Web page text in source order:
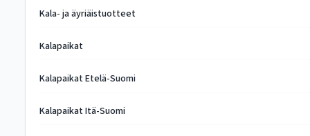
Kala- ja äyriäistuotteet
Kalapaikat
Kalapaikat Etelä-Suomi
Kalapaikat Itä-Suomi